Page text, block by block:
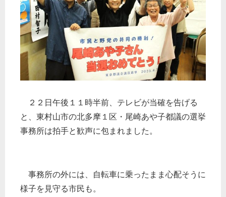
２２日午後１１時半前、テレビが当確を告げる
と、東村山市の北多摩１区・尾崎あや子都議の選挙
事務所は拍手と歓声に包まれました。
事務所の外には、自転車に乗ったまま心配そうに
様子を見守る市民も。